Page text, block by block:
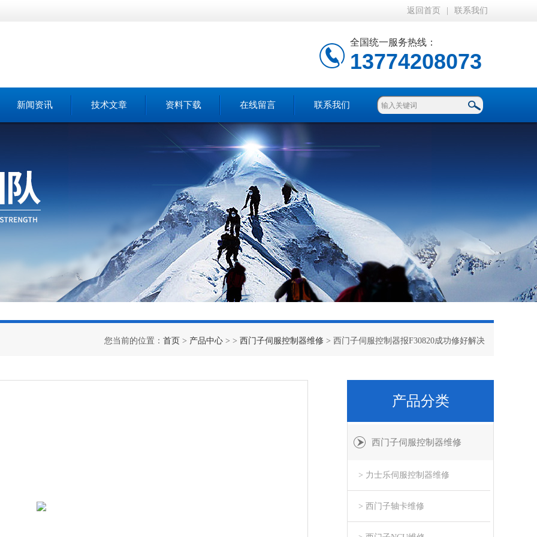
返回首页 联系我们
全国统一服务热线：
13774208073
新闻资讯 技术文章 资料下载 在线留言 联系我们
您当前的位置： 首页 > 产品中心 > > 西门子伺服控制器维修 > 西门子伺服控制器报F30820成功修好解决
产品分类
西门子伺服控制器维修
> 力士乐伺服控制器维修
> 西门子轴卡维修